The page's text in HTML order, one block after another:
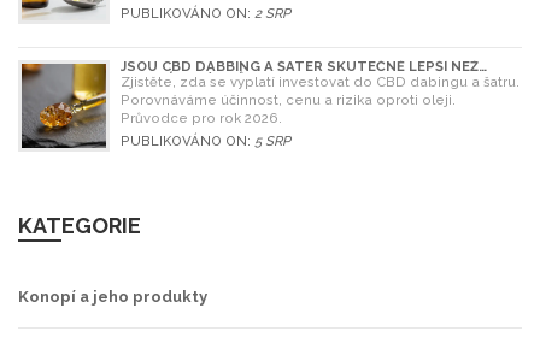
PUBLIKOVÁNO ON: 2 SRP
JSOU CBD DABBING A ŠATER SKUTEČNĚ LEPŠÍ NEŽ
OLEJ? ÚPLNÝ PRŮVODCE
Zjistěte, zda se vyplatí investovat do CBD dabingu a šatru.
Porovnáváme účinnost, cenu a rizika oproti oleji.
Průvodce pro rok 2026.
PUBLIKOVÁNO ON: 5 SRP
KATEGORIE
Konopí a jeho produkty